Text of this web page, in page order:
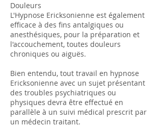
Douleurs
L'Hypnose Ericksonienne est également
efficace à des fins antalgiques ou
anesthésiques, pour la préparation et
l'accouchement, toutes douleurs
chroniques ou aiguës.
Bien entendu, tout travail en hypnose
Ericksonienne avec un sujet présentant
des troubles psychiatriques ou
physiques devra être effectué en
parallèle à un suivi médical prescrit par
un médecin traitant.